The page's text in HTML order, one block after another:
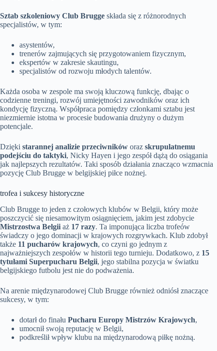
Sztab szkoleniowy Club Brugge składa się z różnorodnych
specjalistów, w tym:
asystentów,
trenerów zajmujących się przygotowaniem fizycznym,
ekspertów w zakresie skautingu,
specjalistów od rozwoju młodych talentów.
Każda osoba w zespole ma swoją kluczową funkcję, dbając o
codzienne treningi, rozwój umiejętności zawodników oraz ich
kondycję fizyczną. Współpraca pomiędzy członkami sztabu jest
niezmiernie istotna w procesie budowania drużyny o dużym
potencjale.
Dzięki starannej analizie przeciwników oraz skrupulatnemu
podejściu do taktyki, Nicky Hayen i jego zespół dążą do osiągania
jak najlepszych rezultatów. Taki sposób działania znacząco wzmacnia
pozycję Club Brugge w belgijskiej piłce nożnej.
trofea i sukcesy historyczne
Club Brugge to jeden z czołowych klubów w Belgii, który może
poszczycić się niesamowitym osiągnięciem, jakim jest zdobycie
Mistrzostwa Belgii aż 17 razy. Ta imponująca liczba trofeów
świadczy o jego dominacji w krajowych rozgrywkach. Klub zdobył
także 11 pucharów krajowych, co czyni go jednym z
najważniejszych zespołów w historii tego turnieju. Dodatkowo, z 15
tytułami Superpucharu Belgii, jego stabilna pozycja w światku
belgijskiego futbolu jest nie do podważenia.
Na arenie międzynarodowej Club Brugge również odniósł znaczące
sukcesy, w tym:
dotarł do finału Pucharu Europy Mistrzów Krajowych,
umocnił swoją reputację w Belgii,
podkreślił wpływ klubu na międzynarodową piłkę nożną.